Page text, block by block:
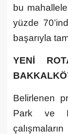
bu
yüzde
başarıyla
YENİ
Belirlenen
Park ve